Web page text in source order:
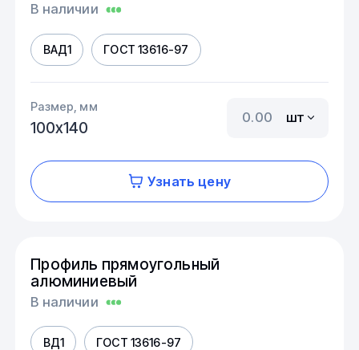
В наличии
ВАД1 ГОСТ 13616-97
Размер, мм
100х140
шт
Узнать цену
Профиль прямоугольный
алюминиевый
В наличии
ВД1 ГОСТ 13616-97